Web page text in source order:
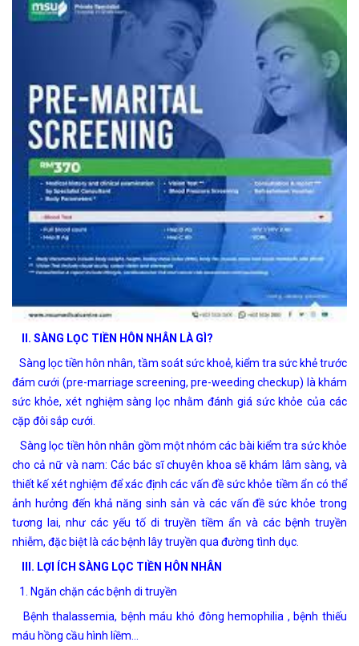
II. SÀNG LỌC TIỀN HÔN NHÂN LÀ GÌ?
Sàng lọc tiền hôn nhân, tầm soát sức khoẻ, kiểm tra sức khẻ trước
đám cưới (pre-marriage screening, pre-weeding checkup) là khám
sức khỏe, xét nghiệm sàng lọc nhằm đánh giá sức khỏe của các
cặp đôi sắp cưới.
Sàng lọc tiền hôn nhân gồm một nhóm các bài kiểm tra sức khỏe
cho cả nữ và nam: Các bác sĩ chuyên khoa sẽ khám lâm sàng, và
thiết kế xét nghiệm để xác định các vấn đề sức khỏe tiềm ẩn có thể
ảnh hưởng đến khả năng sinh sản và các vấn đề sức khỏe trong
tương lai, như các yếu tố di truyền tiềm ẩn và các bệnh truyền
nhiễm, đặc biệt là các bệnh lây truyền qua đường tình dục.
III. LỢI ÍCH SÀNG LỌC TIỀN HÔN NHÂN
1. Ngăn chặn các bệnh di truyền
Bệnh thalassemia, bệnh máu khó đông hemophilia , bệnh thiếu
máu hồng cầu hình liềm…